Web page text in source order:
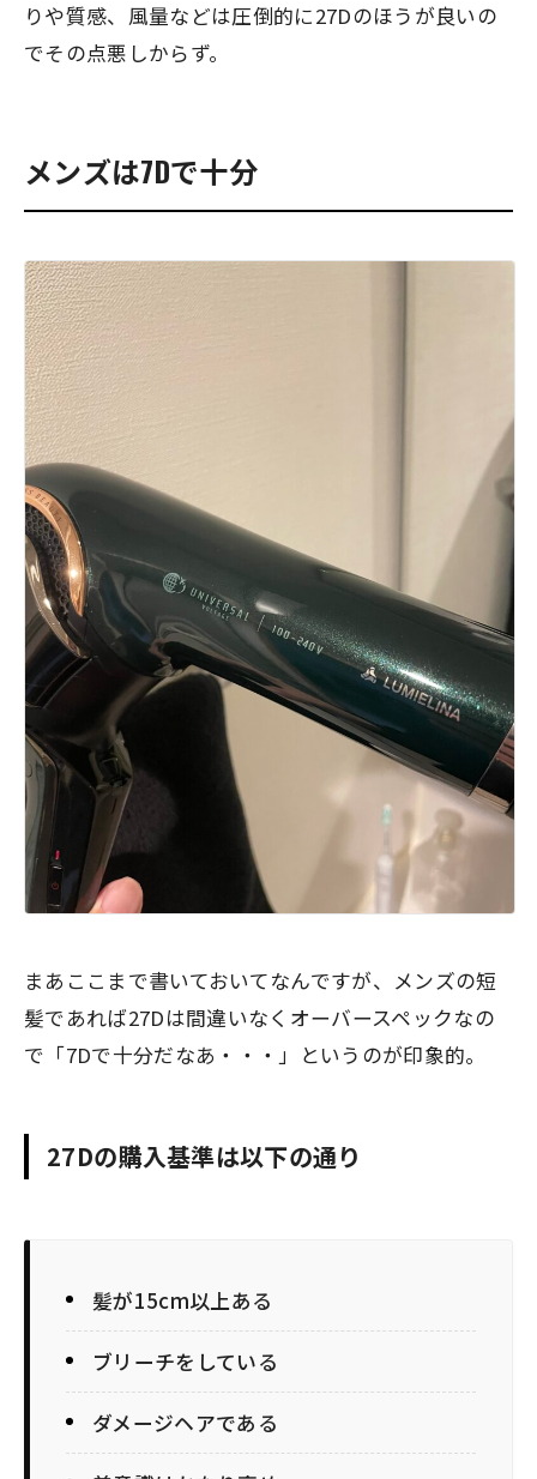
りや質感、風量などは圧倒的に27Dのほうが良いの
でその点悪しからず。
メンズは7Dで十分
まあここまで書いておいてなんですが、メンズの短
髪であれば27Dは間違いなくオーバースペックなの
で「7Dで十分だなあ・・・」というのが印象的。
27Dの購入基準は以下の通り
髪が15cm以上ある
ブリーチをしている
ダメージヘアである